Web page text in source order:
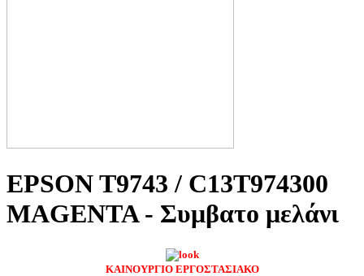
EPSON T9743 / C13T974300
MAGENTA - Συμβατο μελάνι
ΚΑΙΝΟΥΡΓΙΟ ΕΡΓΟΣΤΑΣΙΑΚΟ